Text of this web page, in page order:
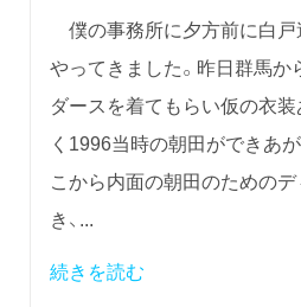
僕の事務所に夕方前に白戸
やってきました。昨日群馬か
ダースを着てもらい仮の衣
く1996当時の朝田ができあ
こから内面の朝田のための
き、...
続きを読む